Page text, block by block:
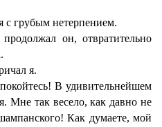
с грубым нетерпением.
он, отвратительно
я.
В удивительнейшем
Мне так весело, как давно не
Как думаете, мой